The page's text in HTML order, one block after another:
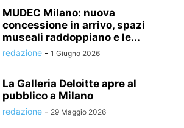
MUDEC Milano: nuova
concessione in arrivo, spazi
museali raddoppiano e le...
redazione - 1 Giugno 2026
La Galleria Deloitte apre al
pubblico a Milano
redazione - 29 Maggio 2026